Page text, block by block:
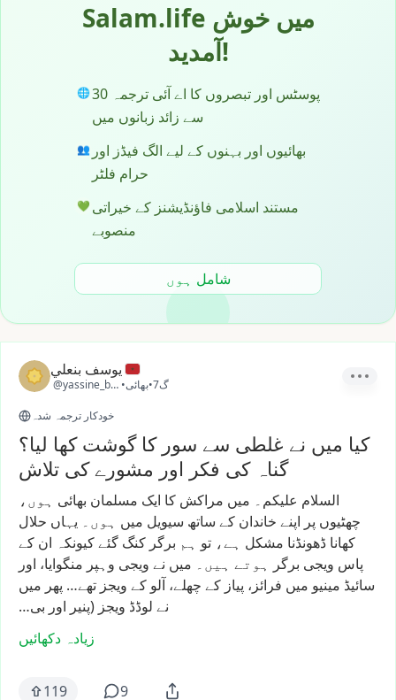
Salam.life میں خوش
آمدید!
🌐پوسٹس اور تبصروں کا اے آئی ترجمہ 30
سے زائد زبانوں میں
👥 بھائیوں اور بہنوں کے لیے الگ فیڈز اور
حرام فلٹر
💚 مستند اسلامی فاؤنڈیشنز کے خیراتی
منصوبے
شامل ہوں
يوسف بنعلي
@yassine_ben2
•بھائی• 7گ
خودکار ترجمہ شدہ
کیا میں نے غلطی سے سور کا گوشت کھا لیا؟
گناہ کی فکر اور مشورے کی تلاش
السلام علیکم۔ میں مراکش کا ایک مسلمان بھائی ہوں،
چھٹیوں پر اپنے خاندان کے ساتھ سیویل میں ہوں۔ یہاں حلال
کھانا ڈھونڈنا مشکل ہے، تو ہم برگر کنگ گئےکیونکہ ان کے
پاس ویجی برگر ہوتے ہیں۔ میں نے ویجی وہپر منگوایا، اور
سائیڈ مینیو میں فرائز، پیاز کے چھلے، آلو کے ویجز تھے… پھر میں
نے لوڈڈ ویجز (پنیر اور بی…
زیادہ دکھائیں
119 9